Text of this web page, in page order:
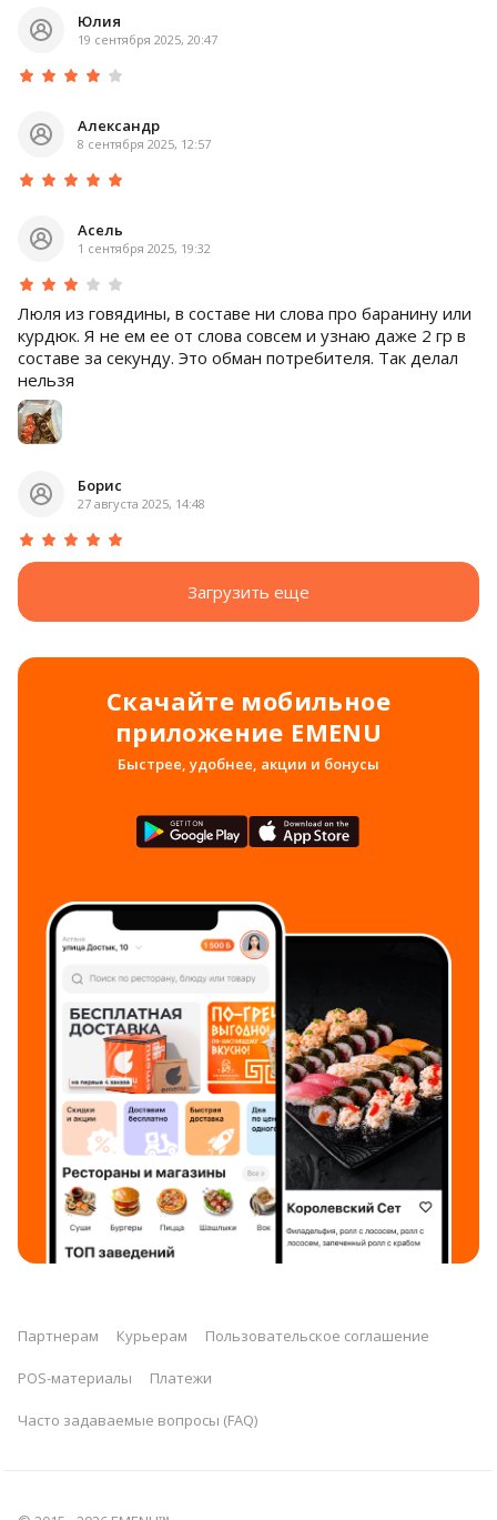
Юлия
19 сентября 2025, 20:47
Александр
8 сентября 2025, 12:57
Асель
1 сентября 2025, 19:32
Люля из говядины, в составе ни слова про баранину или
курдюк. Я не ем ее от слова совсем и узнаю даже 2 гр в
составе за секунду. Это обман потребителя. Так делал
нельзя
Борис
27 августа 2025, 14:48
Загрузить еще
Скачайте мобильное
приложение EMENU
Быстрее, удобнее, акции и бонусы
Партнерам Курьерам Пользовательское соглашение
POS-материалы Платежи
Часто задаваемые вопросы (FAQ)